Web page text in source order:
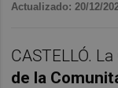
Actualizado: 20/12/
CASTELLÓ. La
de la